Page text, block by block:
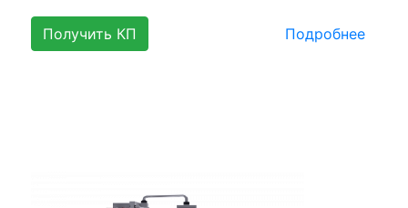
Получить КП Подробнее